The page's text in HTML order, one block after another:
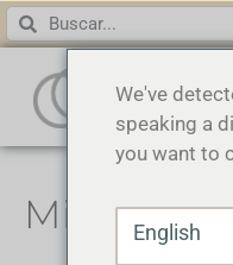
3
Mi Cuenta
We've
speaking a
you want to
English